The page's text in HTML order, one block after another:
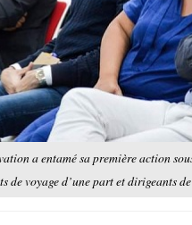
a entamé sa première action
de voyage d’une part et dirigeants